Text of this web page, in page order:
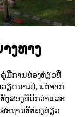
ງທາງ
ມືການທ່ອງທ່ຽວທີ່
ວຽດນາມ), ແຕ່ຈາກ
ງສອງທີ່ດີກວ່າແລະ
ະຖານທີ່ທ່ອງທ່ຽວ